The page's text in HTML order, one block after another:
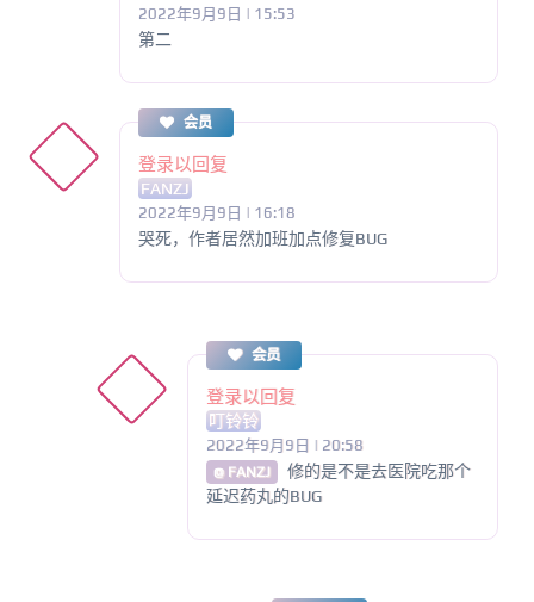
2022年9月9日 | 15:53
第二
会员
登录以回复
FANZJ
2022年9月9日 | 16:18
哭死，作者居然加班加点修复BUG
会员
登录以回复
叮铃铃
2022年9月9日 | 20:58
@ FANZJ
修的是不是去医院吃那个
延迟药丸的BUG